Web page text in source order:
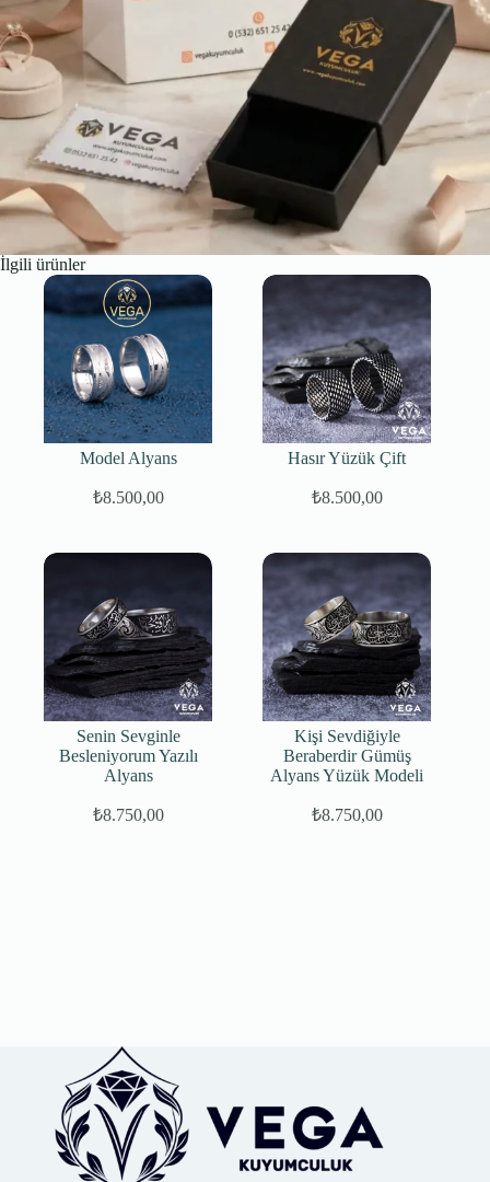
İlgili ürünler
Model Alyans
₺8.500,00
Hasır Yüzük Çift
₺8.500,00
Senin Sevginle
Besleniyorum Yazılı
Alyans
₺8.750,00
Kişi Sevdiğiyle
Beraberdir Gümüş
Alyans Yüzük Modeli
₺8.750,00